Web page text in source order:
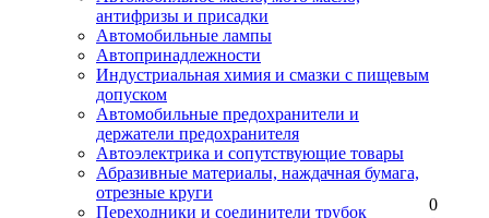
антифризы и присадки
Автомобильные лампы
Автопринадлежности
Индустриальная химия и смазки с пищевым
допуском
Автомобильные предохранители и
держатели предохранителя
Автоэлектрика и сопутствующие товары
Абразивные материалы, наждачная бумага,
отрезные круги
Переходники и соединители трубок
0